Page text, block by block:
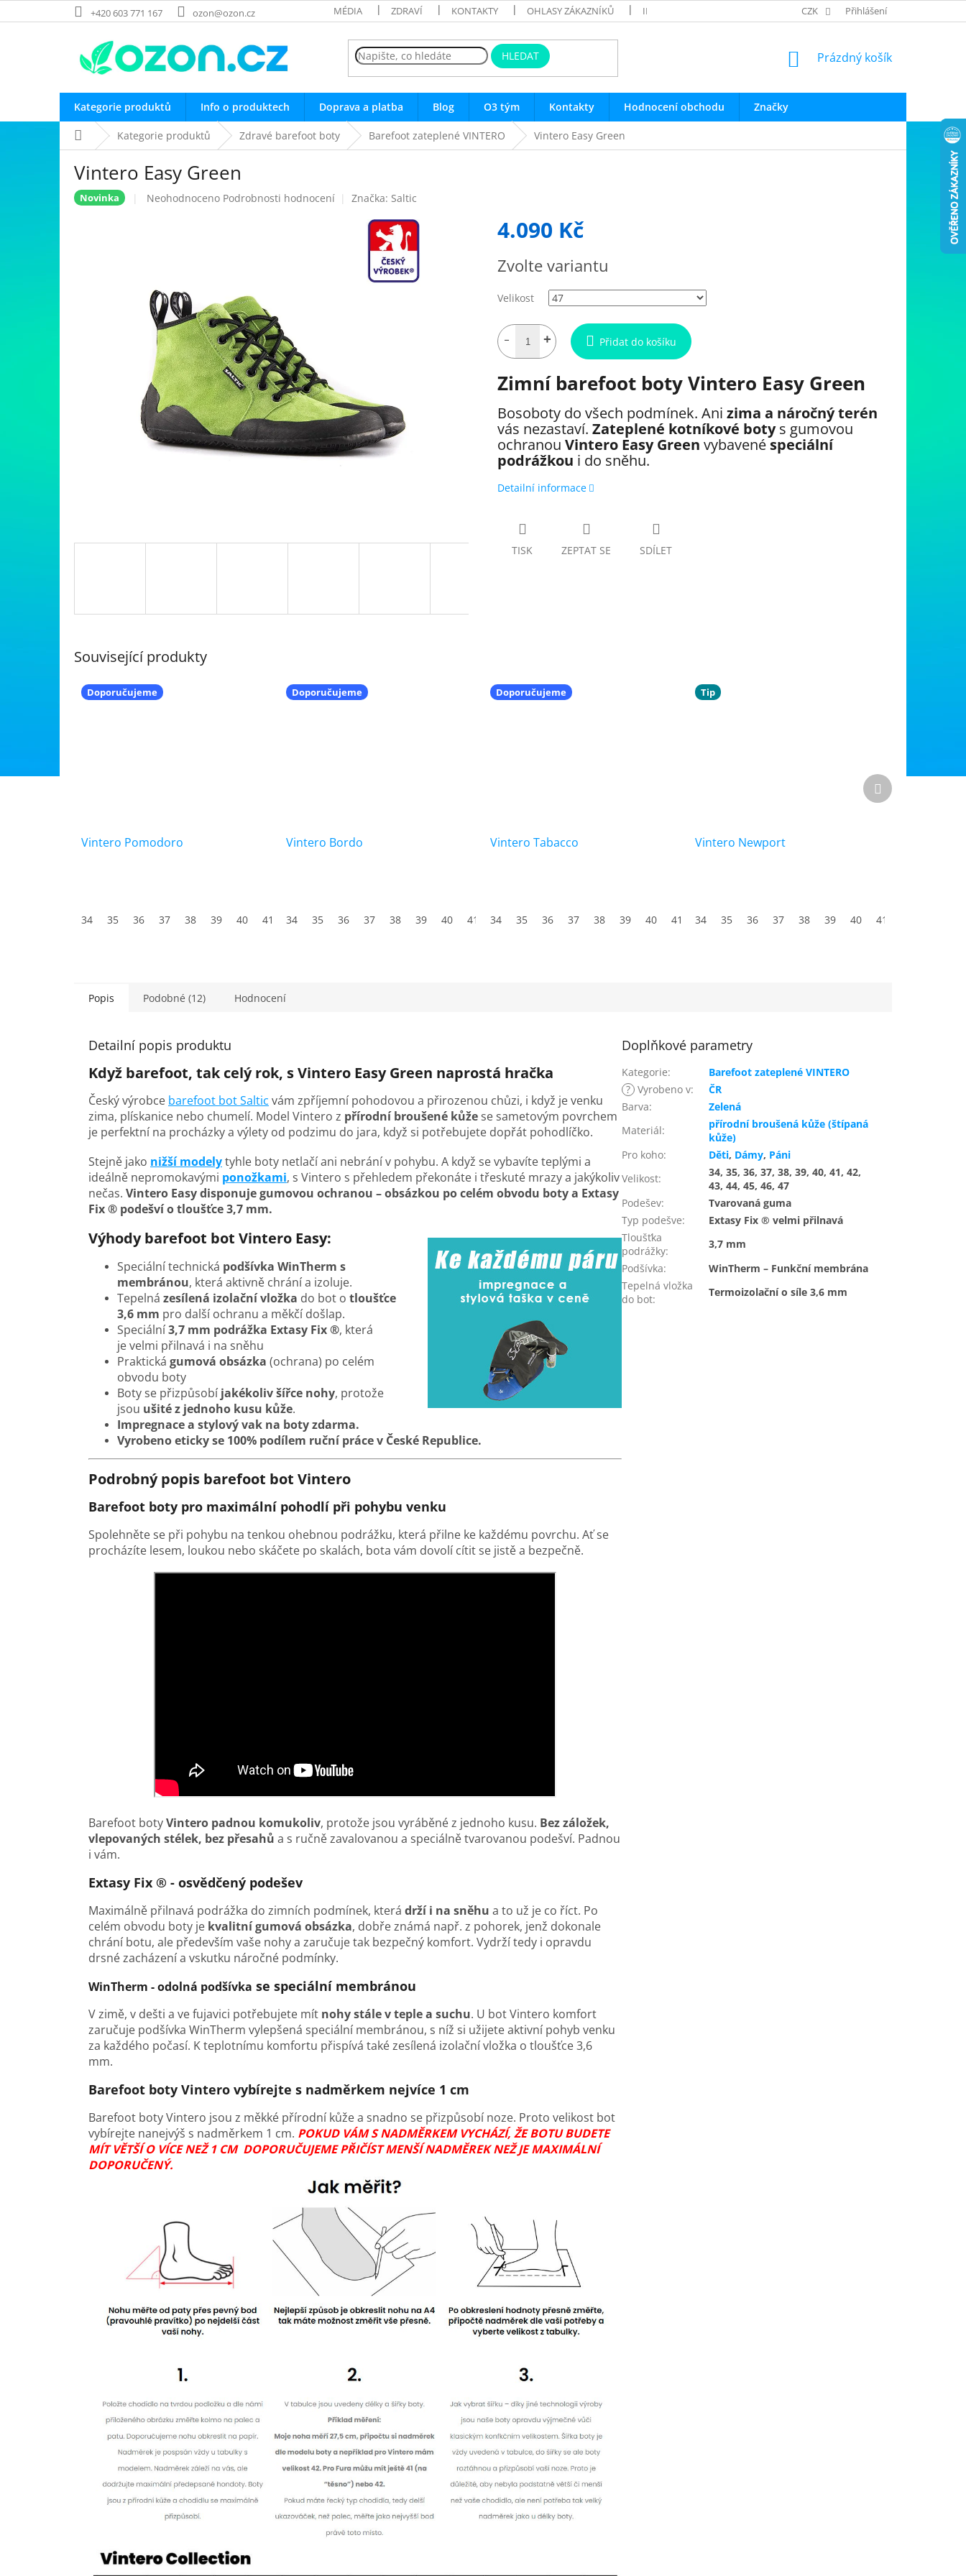
na
+420 603 771 167 ozon@ozon.cz MÉDIA ZDRAVÍ KONTAKTY OHLASY ZÁKAZNÍKŮ INFO O PRODUKTECH OBCHODNÍ PODMÍNKY
CZK Přihlášení
HLEDAT
NÁKUPNÍ
Prázdný košík
Kategorie produktů Info o produktech Doprava a platba Blog O3 tým Kontakty Hodnocení obchodu Značky
Domů Kategorie produktů Zdravé barefoot boty Barefoot zateplené VINTERO Vintero Easy Green
Vintero Easy Green
Novinka
Průměrné
hvězdiček.
Neohodnoceno Podrobnosti hodnocení Značka: Saltic
4.090 Kč
cena:
Zvolte variantu
Velikost
Přidat do košíku
Zimní barefoot boty Vintero Easy Green
Bosoboty do všech podmínek. Ani zima a náročný terén
vás nezastaví. Zateplené kotníkové botys gumovou
ochranou Vintero Easy Green vybavené speciální
podrážkou i do sněhu.
Detailní informace
TISK ZEPTAT SE SDÍLET
Související produkty
Doporučujeme
Vintero Pomodoro
34 35 36 37 38 39 40 41 42 43 44 45 46 47
Doporučujeme
Vintero Bordo
34 35 36 37 38 39 40 41 42 43 44 45 46 47
Doporučujeme
Vintero Tabacco
34 35 36 37 38 39 40 41 42 43 44 45 46 47
Tip
Vintero Newport
34 35 36 37 38 39 40 41
Další
produkt
Popis Podobné (12) Hodnocení
Detailní popis produktu
Když barefoot, tak celý rok, s Vintero Easy Green naprostá hračka
Český výrobce barefoot bot Saltic vám zpříjemní pohodovou a přirozenou chůzi, i když je venku
zima, plískanice nebo chumelí. Model Vintero z přírodní broušené kůže se sametovým povrchem
je perfektní na procházky a výlety od podzimu do jara, když si potřebujete dopřát pohodlíčko.
Stejně jako nižší modelytyhle boty netlačí ani nebrání v pohybu. A když se vybavíte teplými a
ideálně nepromokavými ponožkami, s Vintero s přehledem překonáte i třeskuté mrazy a jakýkoliv
nečas. Vintero Easy disponuje gumovou ochranou – obsázkou po celém obvodu boty a Extasy
Fix ® podešví o tloušťce 3,7 mm.
Výhody barefoot bot Vintero Easy:
Speciální technická podšívka WinTherm s
membránou, která aktivně chrání a izoluje.
Tepelná zesílená izolační vložka do bot o tloušťce
3,6 mm pro další ochranu a měkčí došlap.
Speciální3,7 mm podrážka Extasy Fix ®, která
jevelmi přilnavá i na sněhu
Praktická gumová obsázka (ochrana) po celém
obvodu boty
Boty se přizpůsobí jakékoliv šířce nohy, protože
jsou ušité z jednoho kusu kůže.
Impregnace a stylový vak na boty zdarma.
Vyrobeno eticky se 100% podílem ruční práce v České Republice.
Podrobný popis barefoot bot Vintero
Barefoot boty pro maximální pohodlí při pohybu venku
Spolehněte se při pohybu na tenkou ohebnou podrážku, která přilne ke každému povrchu. Ať se
procházíte lesem, loukou nebo skáčete po skalách, bota vám dovolí cítit se jistě a bezpečně.
Barefoot botyVintero padnou komukoliv, protože jsou vyráběné z jednoho kusu. Bez záložek,
vlepovaných stélek, bez přesahů a s ručně zavalovanou a speciálně tvarovanou podešví. Padnou
i vám.
Extasy Fix ® - osvědčený podešev
Maximálně přilnavá podrážka do zimních podmínek, která drží i na sněhu a to už je co říct. Po
celém obvodu boty je kvalitní gumová obsázka, dobře známá např. z pohorek, jenž dokonale
chrání botu, ale především vaše nohy a zaručuje tak bezpečný komfort. Vydrží tedy i opravdu
drsné zacházení a vskutku náročné podmínky.
WinTherm - odolná podšívka se speciální membránou
V zimě, v dešti a ve fujavici potřebujete mít nohy stále v teple a suchu. U bot Vintero komfort
zaručuje podšívka WinTherm vylepšená speciální membránou, s níž si užijete aktivní pohyb venku
za každého počasí. K teplotnímu komfortu přispívá také zesílená izolační vložka o tloušťce 3,6
mm.
Barefoot boty Vintero vybírejte s nadměrkem nejvíce 1 cm
Barefoot boty Vintero jsou z měkké přírodní kůže a snadno se přizpůsobí noze. Proto velikost bot
vybírejte nanejvýš s nadměrkem 1 cm. POKUD VÁM S NADMĚRKEM VYCHÁZÍ, ŽE BOTU BUDETE
MÍT VĚTŠÍ O VÍCE NEŽ 1 CM DOPORUČUJEME PŘIČÍST MENŠÍ NADMĚREK NEŽ JE MAXIMÁLNÍ
DOPORUČENÝ.
Doplňkové parametry
Kategorie:
Barefoot zateplené VINTERO
? Vyrobeno v:
ČR
Barva:
Zelená
Materiál:
přírodní broušená kůže (štípaná
kůže)
Pro koho: Děti, Dámy, Páni
Velikost:
34, 35, 36, 37, 38, 39, 40, 41, 42,
43, 44, 45, 46, 47
Podešev:
Tvarovaná guma
Typ podešve:
Extasy Fix ® velmi přilnavá
Tloušťka
podrážky:
3,7 mm
Podšívka:
WinTherm – Funkční membrána
Tepelná vložka
do bot:
Termoizolační o síle 3,6 mm